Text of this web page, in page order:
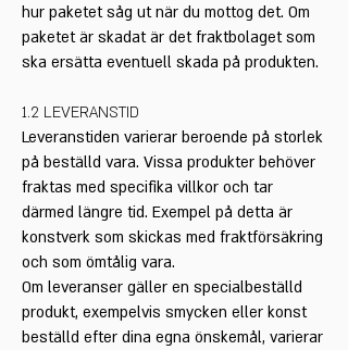
hur paketet såg ut när du mottog det. Om
paketet är skadat är det fraktbolaget som
ska ersätta eventuell skada på produkten.
1.2 LEVERANSTID
Leveranstiden varierar beroende på storlek
på beställd vara. Vissa produkter behöver
fraktas med specifika villkor och tar
därmed längre tid. Exempel på detta är
konstverk som skickas med fraktförsäkring
och som ömtålig vara.
Om leveranser gäller en specialbeställd
produkt, exempelvis smycken eller konst
beställd efter dina egna önskemål, varierar